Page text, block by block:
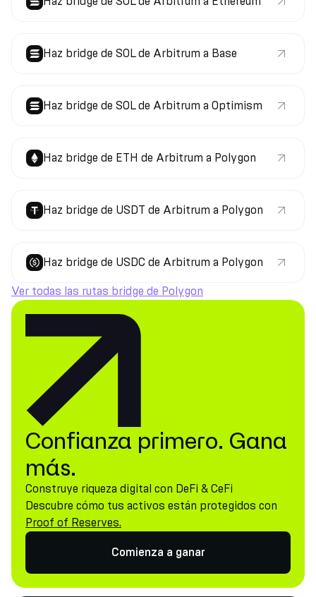
Haz bridge de SOL de Arbitrum a Base
Haz bridge de SOL de Arbitrum a Optimism
Haz bridge de ETH de Arbitrum a Polygon
Haz bridge de USDT de Arbitrum a Polygon
Haz bridge de USDC de Arbitrum a Polygon
Ver todas las rutas bridge de Polygon
Confianza primero. Gana
más.
Construye riqueza digital con DeFi & CeFi
Descubre cómo tus activos están protegidos con
Proof of Reserves.
Comienza a ganar